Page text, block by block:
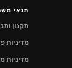
תנאי
תקנון
מדיניות
מדיניות